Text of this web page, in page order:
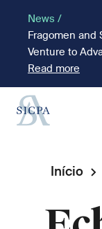
conteúdo
principal
News /
Fragomen and
Venture to
Read more
Início